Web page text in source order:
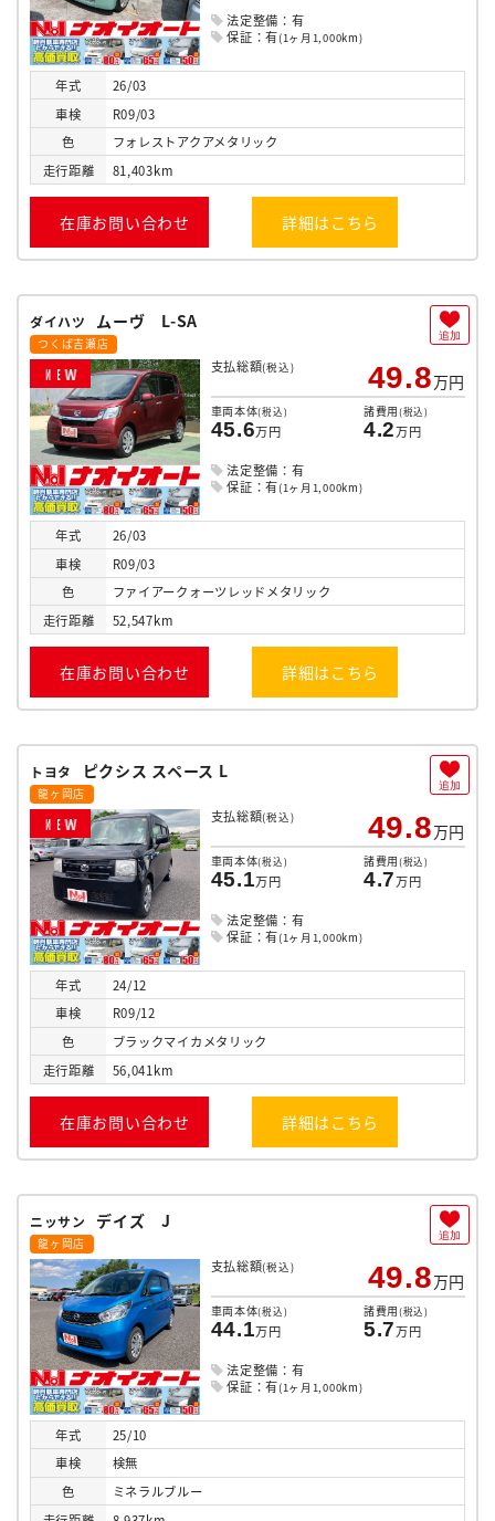
法定整備：有
保証：有(1ヶ月1,000km)
年式
26/03
車検
R09/03
色
フォレストアクアメタリック
走行距離 81,403km
在庫お問い合わせ 詳細はこちら
ダイハツ ムーヴ L-SA
つくば吉瀬店
N E W 支払総額(税込) 49.8万円
車両本体(税込)
45.6万円
諸費用(税込)
4.2万円
法定整備：有
保証：有(1ヶ月1,000km)
年式
26/03
車検
R09/03
色
ファイアークォーツレッドメタリック
走行距離 52,547km
在庫お問い合わせ 詳細はこちら
追加
トヨタ ピクシス スペース L
龍ヶ岡店
N E W 支払総額(税込) 49.8万円
車両本体(税込)
45.1万円
諸費用(税込)
4.7万円
法定整備：有
保証：有(1ヶ月1,000km)
年式
24/12
車検
R09/12
色
ブラックマイカメタリック
走行距離 56,041km
在庫お問い合わせ 詳細はこちら
追加
ニッサン デイズ J
龍ヶ岡店
支払総額(税込) 49.8万円
車両本体(税込)
44.1万円
諸費用(税込)
5.7万円
法定整備：有
保証：有(1ヶ月1,000km)
年式
25/10
車検
検無
色
ミネラルブルー
追加